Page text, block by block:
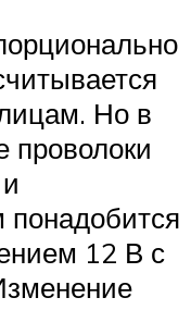
Но в
проволоки
12 В с